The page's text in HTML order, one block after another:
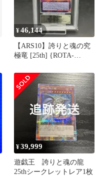
¥46,144
【ARS10】誇りと魂の究
極竜 [25th] {ROTA-
¥39,999
遊戯王 誇りと魂の龍
25thシークレットレア1枚